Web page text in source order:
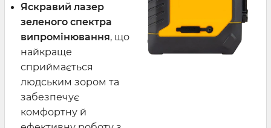
Яскравий лазер
зеленого спектра
випромінювання, що
найкраще
сприймається
людським зором та
забезпечує
комфортну й